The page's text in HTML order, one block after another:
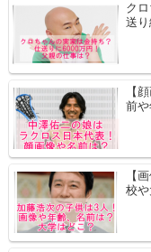
ク
送り
【
前
【
校や